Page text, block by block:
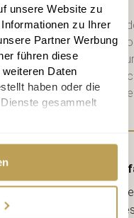
unsere Website zu
zu Ihrer
Partner Werbung
führen diese
Daten
haben oder die
gesammelt
Sie mir bis zum
Newsletter mit
habe ich
abbestellbar.
10 € Gutschein für die